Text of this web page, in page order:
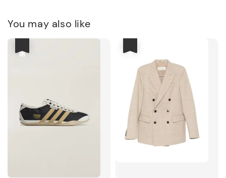
You may also like